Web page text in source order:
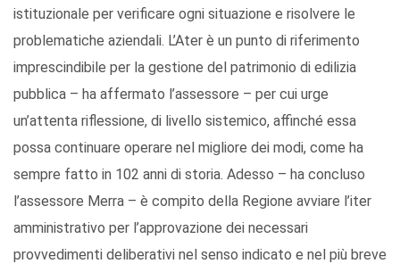
istituzionale per verificare ogni situazione e risolvere le
problematiche aziendali. L’Ater è un punto di riferimento
imprescindibile per la gestione del patrimonio di edilizia
pubblica – ha affermato l’assessore – per cui urge
un’attenta riflessione, di livello sistemico, affinché essa
possa continuare operare nel migliore dei modi, come ha
sempre fatto in 102 anni di storia. Adesso – ha concluso
l’assessore Merra – è compito della Regione avviare l’iter
amministrativo per l’approvazione dei necessari
provvedimenti deliberativi nel senso indicato e nel più breve